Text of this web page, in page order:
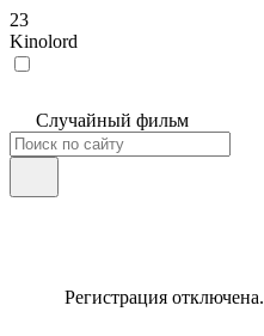
23
Kinolord
Случайный фильм
Регистрация отключена.